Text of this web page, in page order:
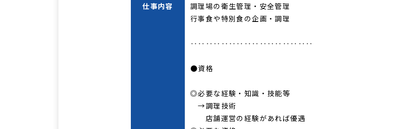
仕事内容
調理場の衛生管理・安全管理
行事食や特別食の企画・調理
‥‥‥‥‥‥‥‥‥‥‥‥‥‥‥‥
●資格
◎必要な経験・知識・技能等
→調理技術
店舗運営の経験があれば優遇